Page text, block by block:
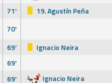
71'
19. Agustín Peña
70'
69'
Ignacio Neira
69'
69'
Ignacio Neira